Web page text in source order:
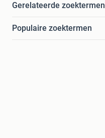
Gerelateerde zoektermen
Populaire zoektermen